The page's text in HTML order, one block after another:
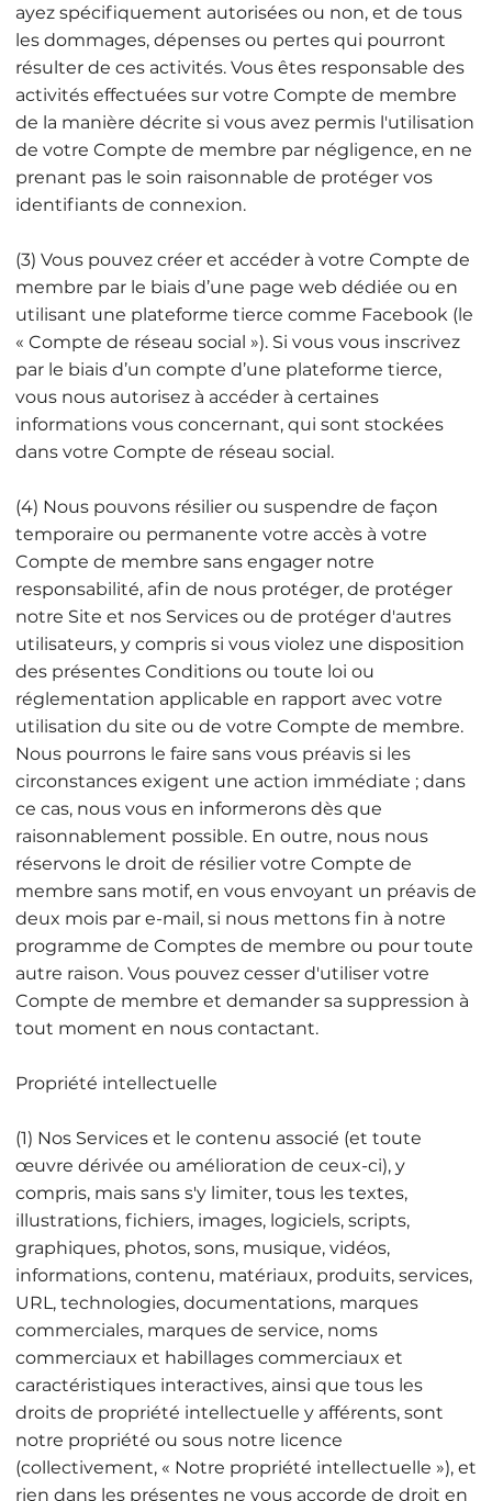
ayez spécifiquement autorisées ou non, et de tous
les dommages, dépenses ou pertes qui pourront
résulter de ces activités. Vous êtes responsable des
activités effectuées sur votre Compte de membre
de la manière décrite si vous avez permis l'utilisation
de votre Compte de membre par négligence, en ne
prenant pas le soin raisonnable de protéger vos
identifiants de connexion.
(3) Vous pouvez créer et accéder à votre Compte de
membre par le biais d’une page web dédiée ou en
utilisant une plateforme tierce comme Facebook (le
« Compte de réseau social »). Si vous vous inscrivez
par le biais d’un compte d’une plateforme tierce,
vous nous autorisez à accéder à certaines
informations vous concernant, qui sont stockées
dans votre Compte de réseau social.
(4) Nous pouvons résilier ou suspendre de façon
temporaire ou permanente votre accès à votre
Compte de membre sans engager notre
responsabilité, afin de nous protéger, de protéger
notre Site et nos Services ou de protéger d'autres
utilisateurs, y compris si vous violez une disposition
des présentes Conditions ou toute loi ou
réglementation applicable en rapport avec votre
utilisation du site ou de votre Compte de membre.
Nous pourrons le faire sans vous préavis si les
circonstances exigent une action immédiate ; dans
ce cas, nous vous en informerons dès que
raisonnablement possible. En outre, nous nous
réservons le droit de résilier votre Compte de
membre sans motif, en vous envoyant un préavis de
deux mois par e-mail, si nous mettons fin à notre
programme de Comptes de membre ou pour toute
autre raison. Vous pouvez cesser d'utiliser votre
Compte de membre et demander sa suppression à
tout moment en nous contactant.
Propriété intellectuelle
(1) Nos Services et le contenu associé (et toute
œuvre dérivée ou amélioration de ceux-ci), y
compris, mais sans s'y limiter, tous les textes,
illustrations, fichiers, images, logiciels, scripts,
graphiques, photos, sons, musique, vidéos,
informations, contenu, matériaux, produits, services,
URL, technologies, documentations, marques
commerciales, marques de service, noms
commerciaux et habillages commerciaux et
caractéristiques interactives, ainsi que tous les
droits de propriété intellectuelle y afférents, sont
notre propriété ou sous notre licence
(collectivement, « Notre propriété intellectuelle »), et
rien dans les présentes ne vous accorde de droit en